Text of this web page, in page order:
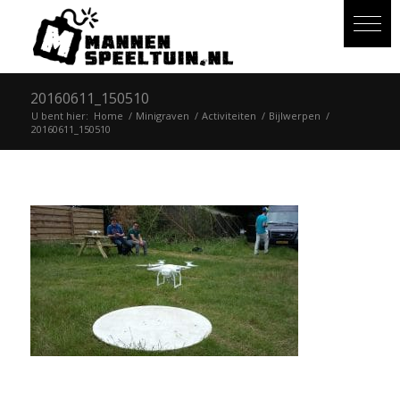
20160611_150510
U bent hier: Home / Minigraven / Activiteiten / Bijlwerpen /
20160611_150510